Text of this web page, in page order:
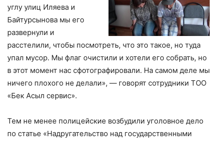
углу улиц Иляева и
Байтурсынова мы его
развернули и
расстелили, чтобы посмотреть, что это такое, но туда
упал мусор. Мы флаг очистили и хотели его собрать, но
в этот момент нас сфотографировали. На самом деле мы
ничего плохого не делали», — говорят сотрудники ТОО
«Бек Асыл сервис».
Тем не менее полицейские возбудили уголовное дело
по статье «Надругательство над государственными